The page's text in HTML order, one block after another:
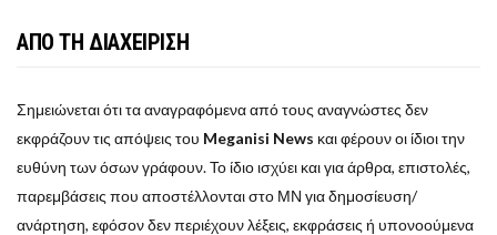
ΑΠΟ ΤΗ ΔΙΑΧΕΙΡΙΣΗ
Σημειώνεται ότι τα αναγραφόμενα από τους αναγνώστες δεν
εκφράζουν τις απόψεις του Meganisi News και φέρουν οι ίδιοι την
ευθύνη των όσων γράφουν. Το ίδιο ισχύει και για άρθρα, επιστολές,
παρεμβάσεις που αποστέλλονται στο ΜΝ για δημοσίευση/
ανάρτηση, εφόσον δεν περιέχουν λέξεις, εκφράσεις ή υπονοούμενα